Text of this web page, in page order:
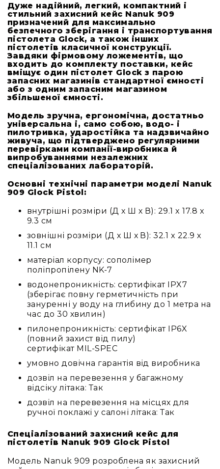
Мікрофони
Студійні
Вокальні
Інструментальні
USB-
мікрофони
Конференційні
Петличні
З
оголов'ям
Накамерні
Для
мобільних
Всі
Мікрофонне
Аксесуари
комплектуючі
Навушники
Універсальні
Для
аудіофілів
Для
спорту
Для
моніторингу
Dj
та
студій
Для
фільмів/
ТБ
Для
Дуже надійний, легкий, компактний і
стильний захисний кейс Nanuk 909
призначений для максимально
безпечного зберігання і транспортування
пістолета Glock, а також інших
пістолетів класичної конструкції.
Завдяки фірмовому ложементів, що
входить до комплекту поставки, кейс
вміщує один пістолет Glock з парою
запасних магазинів стандартної ємності
або з одним запасним магазином
збільшеної ємності.
Модель зручна, ергономічна, достатньо
універсальна і, само собою, водо- і
пилотривка, ударостійка та надзвичайно
живуча, що підтверджено регулярними
перевірками компанії-виробника й
випробуваннями незалежних
спеціалізованих лабораторій.
Основні технічні параметри моделі Nanuk
909 Glock Pistol:
внутрішні розміри (Д х Ш х В): 29.1 x 17.8 x
9.3 см
зовнішні розміри (Д х Ш х В): 32.1 x 22.9 x
11.1 см
матеріал корпусу: сополімер
поліпропілену NK-7
водонепроникність: сертифікат IPX7
(зберігає повну герметичність при
зануренні у воду на глибину до 1 метра на
час до 30 хвилин)
пилонепроникність: сертифікат IP6X
(повний захист від пилу)
сертифікат MIL-SPEC
умовно довічна гарантія від виробника
дозвіл на перевезення у багажному
відсіку літака: Так
дозвіл на перевезення на місцях для
ручної поклажі у салоні літака: Так
Спеціалізований захисний кейс для
пістолетів Nanuk 909 Glock Pistol
Модель Nanuk 909 розроблена як захисний